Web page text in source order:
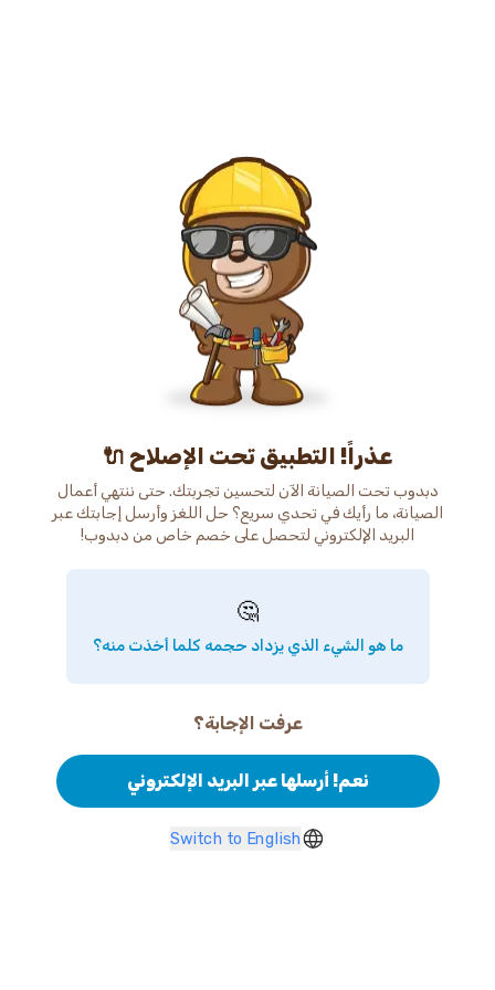
عذراً! التطبيق تحت الإصلاح 🔌
دبدوب تحت الصيانة الآن لتحسين تجربتك. حتى ننتهي أعمال
الصيانة، ما رأيك في تحدي سريع؟ حل اللغز وأرسل إجابتك عبر
البريد الإلكتروني لتحصل على خصم خاص من دبدوب!
🤔
ما هو الشيء الذي يزداد حجمه كلما أخذت منه؟
عرفت الإجابة؟
نعم! أرسلها عبر البريد الإلكتروني
Switch to English